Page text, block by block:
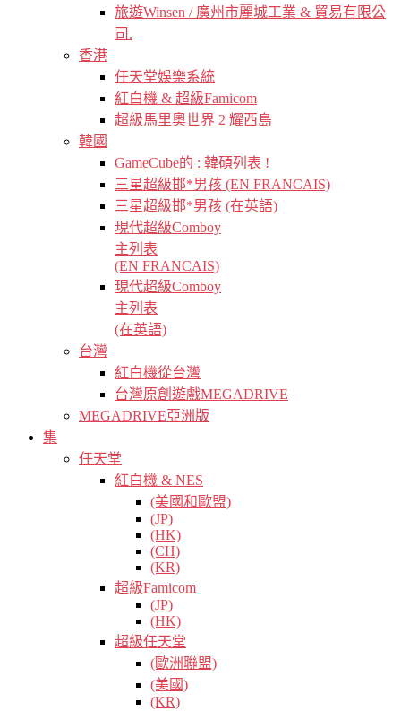
旅遊Winsen / 廣州市麗城工業 & 貿易有限公
司.
香港
任天堂娛樂系統
紅白機 & 超級Famicom
超級馬里奧世界 2 耀西島
韓國
GameCube的 : 韓碩列表 !
三星超級邯*男孩 (EN FRANCAIS)
三星超級邯*男孩 (在英語)
現代超級Comboy
主列表
(EN FRANCAIS)
現代超級Comboy
主列表
(在英語)
台灣
紅白機從台灣
台灣原創遊戲MEGADRIVE
MEGADRIVE亞洲版
集
任天堂
紅白機 & NES
(美國和歐盟)
(JP)
(HK)
(CH)
(KR)
超級Famicom
(JP)
(HK)
超級任天堂
(歐洲聯盟)
(美國)
(KR)